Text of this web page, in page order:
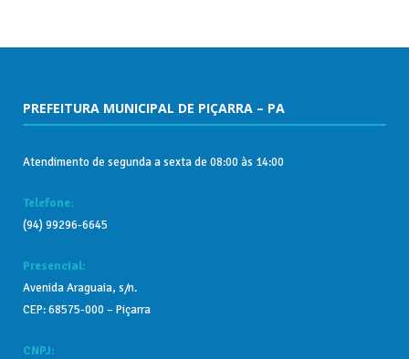
PREFEITURA MUNICIPAL DE PIÇARRA – PA
Atendimento de segunda a sexta de 08:00 às 14:00
Telefone:
(94) 99296-6645
Presencial:
Avenida Araguaia, s/n.
CEP: 68575-000 – Piçarra
CNPJ: